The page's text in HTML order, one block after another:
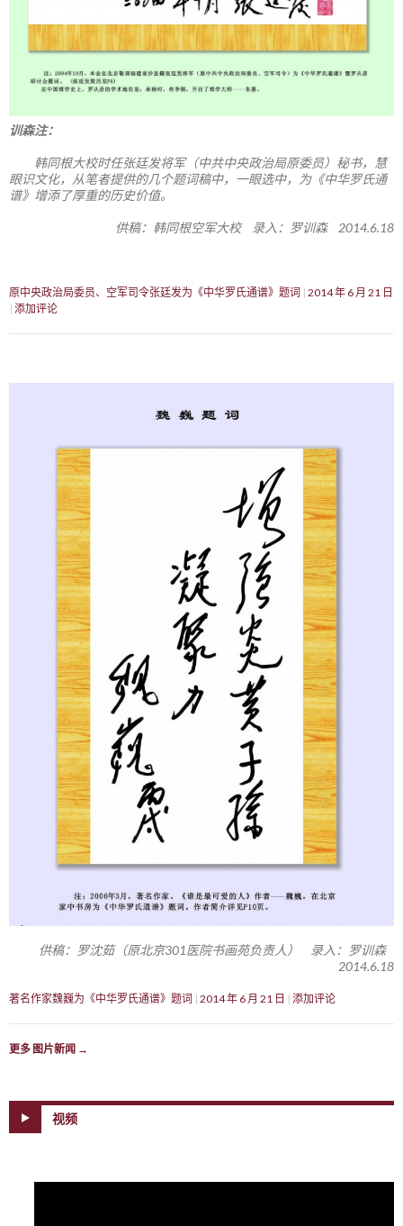
训森注：
韩同根大校时任张廷发将军（中共中央政治局原委员）秘书，慧
眼识文化，从笔者提供的几个题词稿中，一眼选中，为《中华罗氏通
谱》增添了厚重的历史价值。
供稿：韩同根空军大校 录入：罗训森 2014.6.18
原中央政治局委员、空军司令张廷发为《中华罗氏通谱》题词 2014 年 6 月 21 日
添加评论
供稿：罗沈茹（原北京301医院书画苑负责人） 录入：罗训森
2014.6.18
著名作家魏巍为《中华罗氏通谱》题词 2014 年 6 月 21 日 添加评论
更多 图片新闻 →
视频